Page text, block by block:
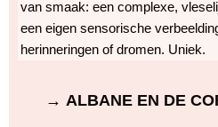
van smaak: een complexe,
een eigen sensorische
herinneringen of dromen. Uniek.
→ ALBANE EN DE